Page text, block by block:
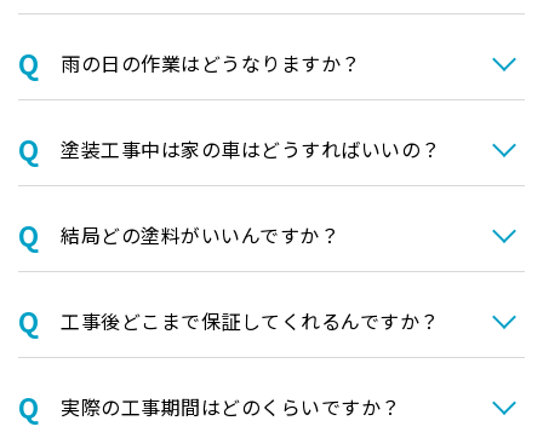
⾬の日の作業はどうなりますか？
塗装⼯事中は家の⾞はどうすればいいの？
結局どの塗料がいいんですか？
⼯事後どこまで保証してくれるんですか？
実際の⼯事期間はどのくらいですか？